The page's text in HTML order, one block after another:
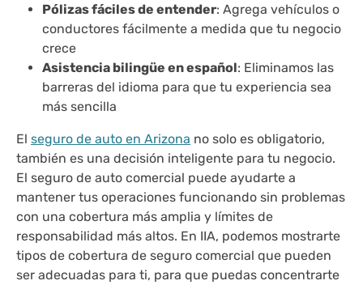
Pólizas fáciles de entender: Agrega vehículos o
conductores fácilmente a medida que tu negocio
crece
Asistencia bilingüe en español: Eliminamos las
barreras del idioma para que tu experiencia sea
más sencilla
El seguro de auto en Arizona no solo es obligatorio,
también es una decisión inteligente para tu negocio.
El seguro de auto comercial puede ayudarte a
mantener tus operaciones funcionando sin problemas
con una cobertura más amplia y límites de
responsabilidad más altos. En IIA, podemos mostrarte
tipos de cobertura de seguro comercial que pueden
ser adecuadas para ti, para que puedas concentrarte